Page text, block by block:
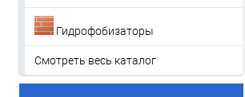
Гидрофобизаторы
Смотреть весь каталог